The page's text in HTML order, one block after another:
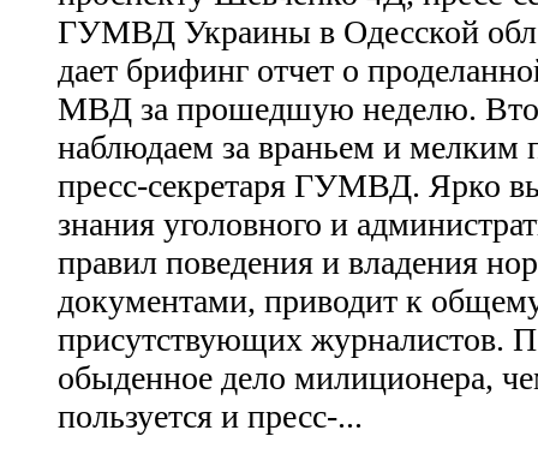
ГУМВД Украины в Одесской
дает брифинг отчет о
МВД за прошедшую неделю.
наблюдаем за враньем и
пресс-секретаря ГУМВД. Ярко
знания уголовного и
правил поведения и владения
документами, приводит к
присутствующих журналистов.
обыденное дело милиционера,
пользуется и пресс-...